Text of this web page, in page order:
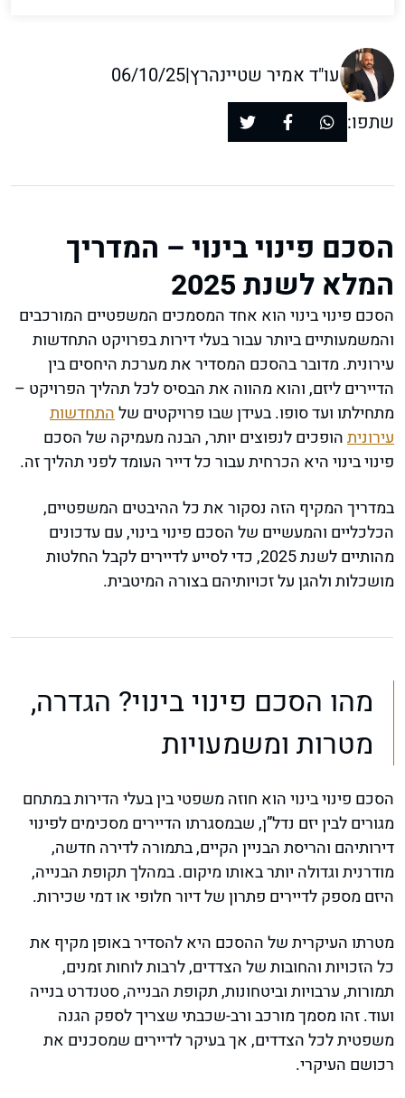
עו"ד אמיר שטיינהרץ|
06/10/25
שתפו:
הסכם פינוי בינוי – המדריך
המלא לשנת 2025
הסכם פינוי בינוי הוא אחד המסמכים המשפטיים המורכבים
והמשמעותיים ביותר עבור בעלי דירות בפרויקט התחדשות
עירונית. מדובר בהסכם המסדיר את מערכת היחסים בין
הדיירים ליזם, והוא מהווה את הבסיס לכל תהליך הפרויקט –
מתחילתו ועד סופו. בעידן שבו פרויקטים שלהתחדשות
עירוניתהופכים לנפוצים יותר, הבנה מעמיקה של הסכם
פינוי בינוי היא הכרחית עבור כל דייר העומד לפני תהליך זה.
במדריך המקיף הזה נסקור את כל ההיבטים המשפטיים,
הכלכליים והמעשיים של הסכם פינוי בינוי, עם עדכונים
מהותיים לשנת 2025, כדי לסייע לדיירים לקבל החלטות
מושכלות ולהגן על זכויותיהם בצורה המיטבית.
מהו הסכם פינוי בינוי? הגדרה,
מטרות ומשמעויות
הסכם פינוי בינוי הוא חוזה משפטי בין בעלי הדירות במתחם
מגורים לבין יזם נדל”ן, שבמסגרתו הדיירים מסכימים לפינוי
דירותיהם והריסת הבניין הקיים, בתמורה לדירה חדשה,
מודרנית וגדולה יותר באותו מיקום. במהלך תקופת הבנייה,
היזם מספק לדיירים פתרון של דיור חלופי או דמי שכירות.
מטרתו העיקרית של ההסכם היא להסדיר באופן מקיף את
כל הזכויות והחובות של הצדדים, לרבות לוחות זמנים,
תמורות, ערבויות וביטחונות, תקופת הבנייה, סטנדרט בנייה
ועוד. זהו מסמך מורכב ורב-שכבתי שצריך לספק הגנה
משפטית לכל הצדדים, אך בעיקר לדיירים שמסכנים את
רכושם העיקרי.